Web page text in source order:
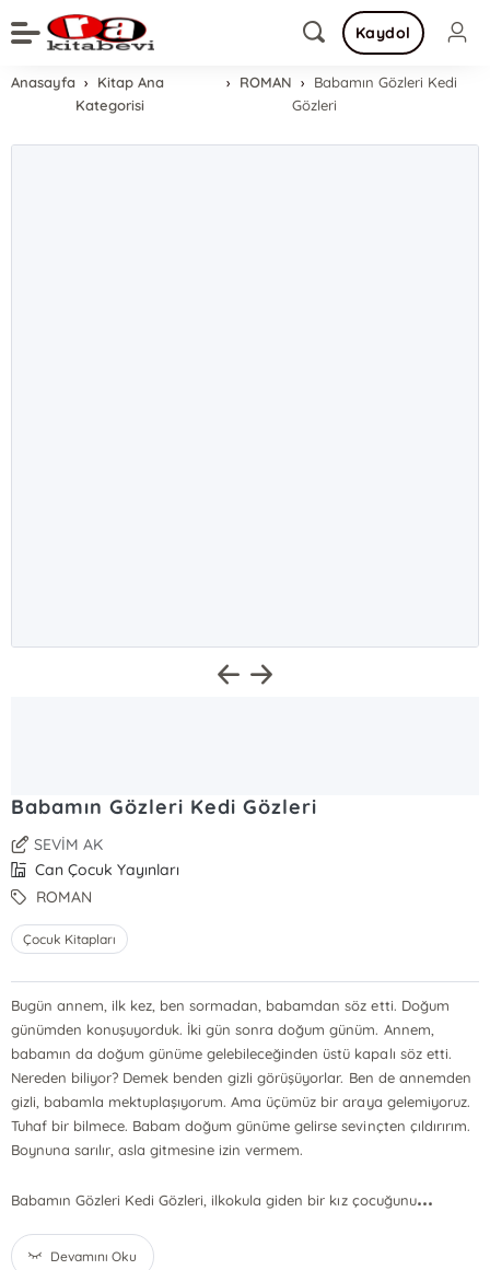
Kaydol
Anasayfa
Kitap Ana
Kategorisi
ROMAN
Babamın Gözleri Kedi
Gözleri
Babamın Gözleri Kedi Gözleri
SEVİM AK
Can Çocuk Yayınları
ROMAN
Çocuk Kitapları
Bugün annem, ilk kez, ben sormadan, babamdan söz etti. Doğum
günümden konuşuyorduk. İki gün sonra doğum günüm. Annem,
babamın da doğum günüme gelebileceğinden üstü kapalı söz etti.
Nereden biliyor? Demek benden gizli görüşüyorlar. Ben de annemden
gizli, babamla mektuplaşıyorum. Ama üçümüz bir araya gelemiyoruz.
Tuhaf bir bilmece. Babam doğum günüme gelirse sevinçten çıldırırım.
Boynuna sarılır, asla gitmesine izin vermem.
Babamın Gözleri Kedi Gözleri, ilkokula giden bir kız çocuğunu...
Devamını Oku